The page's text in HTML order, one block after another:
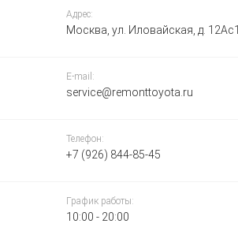
Адрес:
Москва, ул. Иловайская, д. 12Ас1
E-mail:
service@remonttoyota.ru
Телефон:
+7 (926) 844-85-45
График работы:
10:00 - 20:00